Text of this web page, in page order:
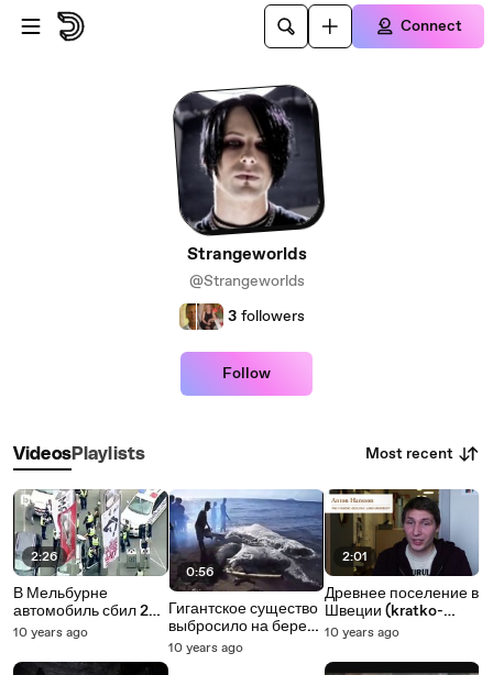
Skip to main content
Connect
Strangeworlds
@Strangeworlds
3 followers
Follow
VideosPlaylists Most recent
2:26
В Мельбурне
автомобиль сбил 20
пешеходов, 3
news.com)
10 years ago
0:56
Гигантское существо
выбросило на берег
(kratko-news.com)
10 years ago
2:01
Древнее поселение в
Швеции (kratko-
news.com)
10 years ago